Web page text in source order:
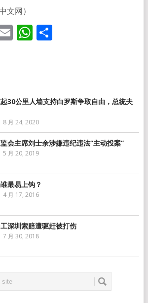
文网）
EmailWhatsApp
分
30公里人墙支持白罗斯争取自由，总统夫
8 月 24, 2020
会主席刘士余涉嫌违纪违法“主动投案”
5 月 20, 2019
最易上钩？
4 月 17, 2016
深圳索赔遭驱赶被打伤
7 月 30, 2018